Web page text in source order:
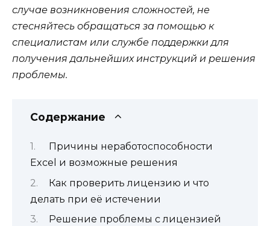
случае возникновения сложностей, не
стесняйтесь обращаться за помощью к
специалистам или службе поддержки для
получения дальнейших инструкций и решения
проблемы.
Содержание
Причины неработоспособности
Excel и возможные решения
Как проверить лицензию и что
делать при её истечении
Решение проблемы с лицензией